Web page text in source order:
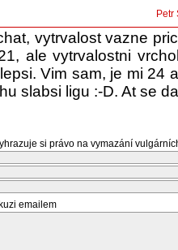
Petr
vytrvalost vazne
ale vytrvalostni
Vim sam, je mi 24
slabsi ligu :-D. At se
si právo na vymazání
emailem